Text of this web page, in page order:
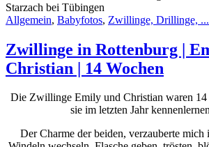
Starzach bei Tübingen
Allgemein, Babyfotos, Zwillinge, Drillinge,
Zwillinge in Rottenburg |
Christian | 14 Wochen
Die Zwillinge Emily und Christian waren 14
sie im letzten Jahr
Der Charme der beiden, verzauberte